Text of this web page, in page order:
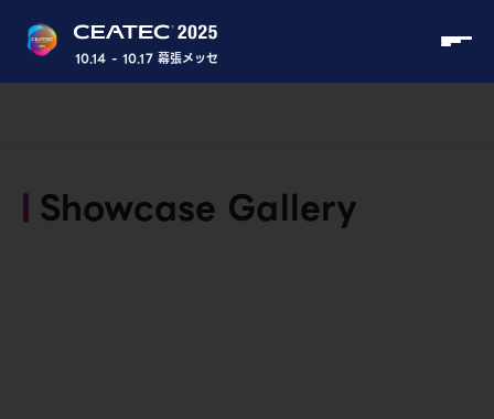
10.14 - 10.17 幕張メッセ
Showcase Gallery